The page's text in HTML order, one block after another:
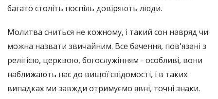
багато століть поспіль довіряють люди.
Молитва сниться не кожному, і такий сон навряд чи
можна назвати звичайним. Все бачення, пов'язані з
релігією, церквою, богослужінням - особливі, вони
наближають нас до вищої свідомості, і в таких
випадках ми завжди отримуємо явні, точні знаки.